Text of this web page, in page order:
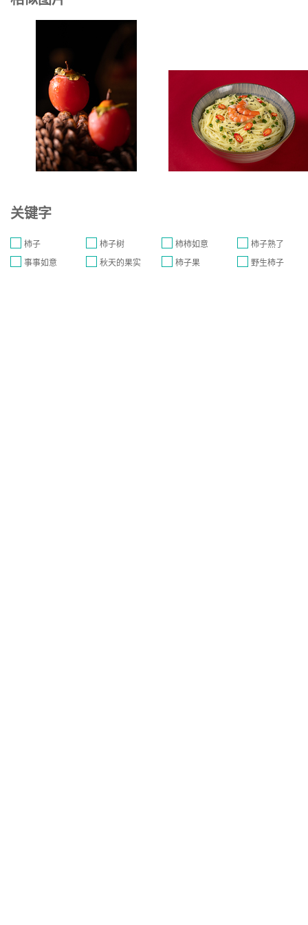
关键字
柿子 柿子树 柿柿如意
柿子熟了
事事如意
秋天的果实 柿子果 野生柿子